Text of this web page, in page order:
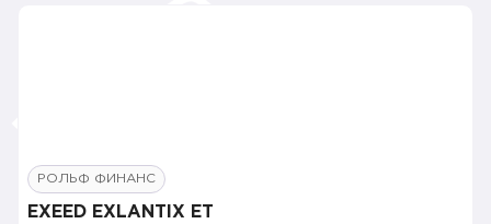
РОЛЬФ ФИНАНС
EXEED EXLANTIX ET